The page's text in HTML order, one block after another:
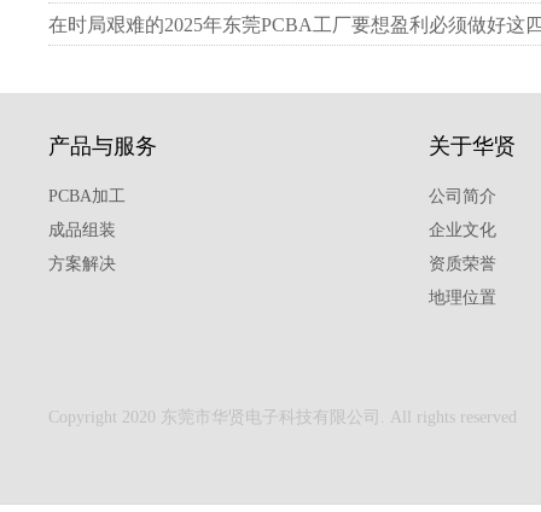
在时局艰难的2025年东莞PCBA工厂要想盈利必须做好这
产品与服务
PCBA加工
成品组装
方案解决
关于华贤
公司简介
企业文化
资质荣誉
地理位置
Copyright 2020 东莞市华贤电子科技有限公司. All rights reserved